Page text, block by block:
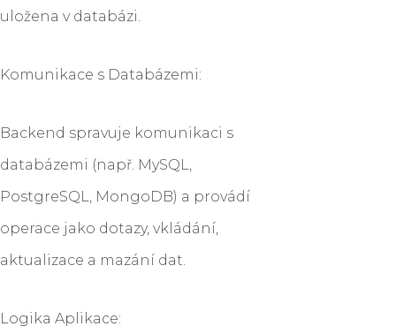
uložena v databázi.
Komunikace s Databázemi:
Backend spravuje komunikaci s
databázemi (např. MySQL,
PostgreSQL, MongoDB) a provádí
operace jako dotazy, vkládání,
aktualizace a mazání dat.
Logika Aplikace: